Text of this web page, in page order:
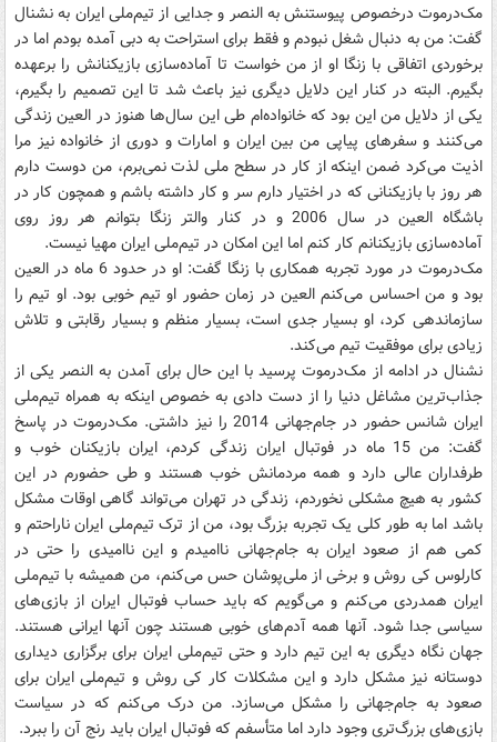
مک‌درموت درخصوص پیوستنش به النصر و جدایی از تیم‌ملی ایران به نشنال
گفت: من به دنبال شغل نبودم و فقط برای استراحت به دبی آمده بودم اما در
برخوردی اتفاقی با زنگا او از من خواست تا آماده‌سازی بازیکنانش را برعهده
بگیرم. البته در کنار این دلایل دیگری نیز باعث شد تا این تصمیم را بگیرم،
یکی از دلایل من این بود که خانواده‌ام طی این سال‌ها هنوز در العین زندگی
می‌کنند و سفرهای پیاپی من بین ایران و امارات و دوری از خانواده نیز مرا
اذیت می‌کرد ضمن اینکه از کار در سطح ملی لذت نمی‌برم، من دوست دارم
هر روز با بازیکنانی که در اختیار دارم سر و کار داشته باشم و همچون کار در
باشگاه العین در سال 2006 و در کنار والتر زنگا بتوانم هر روز روی
آماده‌سازی بازیکنانم کار کنم اما این امکان در تیم‌ملی ایران مهیا نیست.
مک‌درموت در مورد تجربه همکاری با زنگا گفت: او در حدود 6 ماه در العین
بود و من احساس می‌کنم العین در زمان حضور او تیم خوبی بود. او تیم را
سازماندهی کرد، او بسیار جدی است، بسیار منظم و بسیار رقابتی و تلاش
زیادی برای موفقیت تیم می‌کند.
نشنال در ادامه از مک‌درموت پرسید با این حال برای آمدن به النصر یکی از
جذاب‌ترین مشاغل دنیا را از دست دادی به خصوص اینکه به همراه تیم‌ملی
ایران شانس حضور در جام‌جهانی 2014 را نیز داشتی. مک‌درموت در پاسخ
گفت: من 15 ماه در فوتبال ایران زندگی کردم، ایران بازیکنان خوب و
طرفداران عالی دارد و همه مردمانش خوب هستند و طی حضورم در این
کشور به هیچ مشکلی نخوردم، زندگی در تهران می‌تواند گاهی اوقات مشکل
باشد اما به طور کلی یک تجربه بزرگ بود، من از ترک تیم‌ملی ایران ناراحتم و
کمی هم از صعود ایران به جام‌جهانی ناامیدم و این ناامیدی را حتی در
کارلوس کی روش و برخی از ملی‌پوشان حس می‌کنم، من همیشه با تیم‌ملی
ایران همدردی می‌کنم و می‌گویم که باید حساب فوتبال ایران از بازی‌های
سیاسی جدا شود. آنها همه آدم‌های خوبی هستند چون آنها ایرانی هستند.
جهان نگاه دیگری به این تیم دارد و حتی تیم‌ملی ایران برای برگزاری دیداری
دوستانه نیز مشکل دارد و این مشکلات کار کی روش و تیم‌ملی ایران برای
صعود به جام‌جهانی را مشکل می‌سازد. من درک می‌کنم که در سیاست
بازی‌های بزرگ‌تری وجود دارد اما متأسفم که فوتبال ایران باید رنج آن را ببرد.